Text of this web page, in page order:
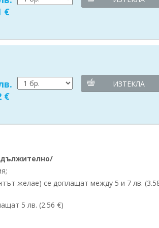
€
€
ИЗТЕКЛА
желае) се доплащат между 5 и 7 лв.
5 лв. (2.56 €)